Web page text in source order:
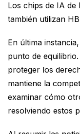
Los chips de IA
también utilizan
En última
punto de
proteger los
mantiene la
examinar cómo
resolviendo estos